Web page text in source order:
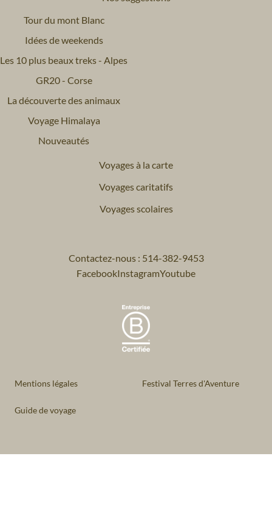
Tour du mont Blanc
Idées de weekends
Les 10 plus beaux treks - Alpes
GR20 - Corse
La découverte des animaux
Voyage Himalaya
Nouveautés
Voyages à la carte
Voyages caritatifs
Voyages scolaires
Contactez-nous : 514-382-9453
FacebookInstagramYoutube
Mentions légales Festival Terres d'Aventure
Guide de voyage